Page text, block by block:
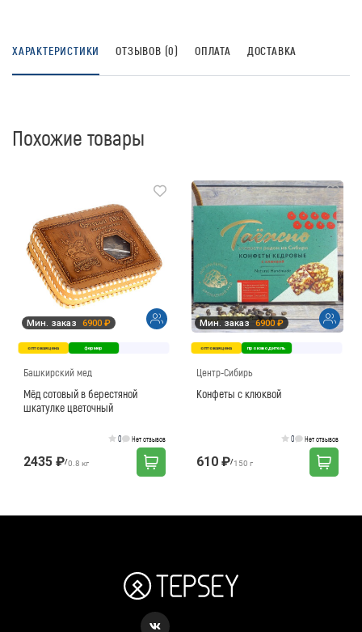
ХАРАКТЕРИСТИКИ ОТЗЫВОВ (0) ОПЛАТА ДОСТАВКА
Похожие товары
Мин. заказ 6900 ₽
оптовая цена фермер
Башкирский мед
Мёд сотовый в берестяной
шкатулке цветочный
0 Нет отзывов
2435 ₽/0.8 кг
Мин. заказ 6900 ₽
оптовая цена производитель
Центр-Сибирь
Конфеты с клюквой
0 Нет отзывов
610 ₽/150 г